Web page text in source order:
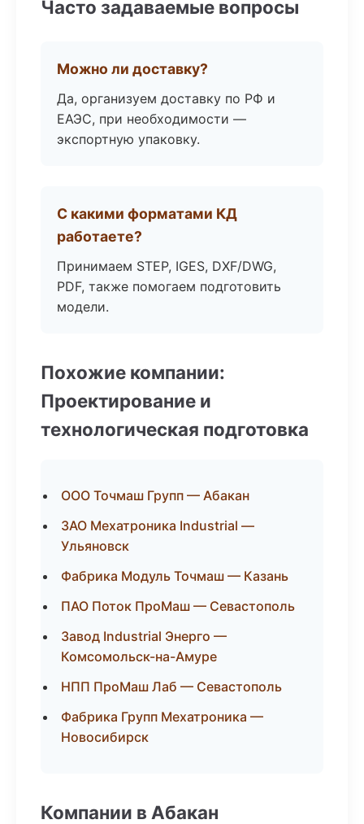
Часто задаваемые вопросы
Можно ли доставку?
Да, организуем доставку по РФ и
ЕАЭС, при необходимости —
экспортную упаковку.
С какими форматами КД
работаете?
Принимаем STEP, IGES, DXF/DWG,
PDF, также помогаем подготовить
модели.
Похожие компании:
Проектирование и
технологическая подготовка
ООО Точмаш Групп — Абакан
ЗАО Мехатроника Industrial —
Ульяновск
Фабрика Модуль Точмаш — Казань
ПАО Поток ПроМаш — Севастополь
Завод Industrial Энерго —
Комсомольск-на-Амуре
НПП ПроМаш Лаб — Севастополь
Фабрика Групп Мехатроника —
Новосибирск
Компании в Абакан